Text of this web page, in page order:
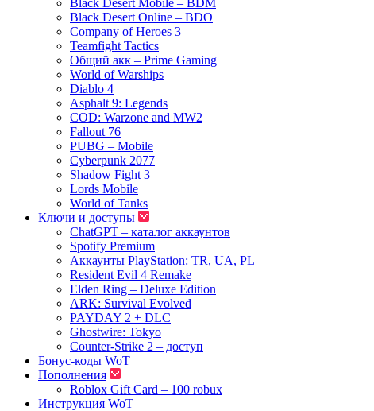
Black Desert Mobile – BDM
Black Desert Online – BDO
Company of Heroes 3
Teamfight Tactics
Общий акк – Prime Gaming
World of Warships
Diablo 4
Asphalt 9: Legends
COD: Warzone and MW2
Fallout 76
PUBG – Mobile
Cyberpunk 2077
Shadow Fight 3
Lords Mobile
World of Tanks
Ключи и доступы
ChatGPT – каталог аккаунтов
Spotify Premium
Аккаунты PlayStation: TR, UA, PL
Resident Evil 4 Remake
Elden Ring – Deluxe Edition
ARK: Survival Evolved
PAYDAY 2 + DLC
Ghostwire: Tokyo
Counter-Strike 2 – доступ
Бонус-коды WoT
Пополнения
Roblox Gift Card – 100 robux
Инструкция WoT